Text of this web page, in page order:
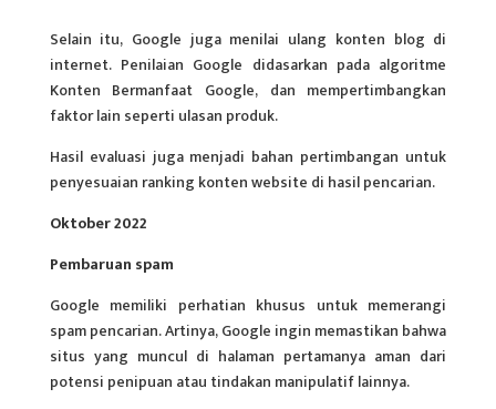
Selain itu, Google juga menilai ulang konten blog di
internet. Penilaian Google didasarkan pada algoritme
Konten Bermanfaat Google, dan mempertimbangkan
faktor lain seperti ulasan produk.
Hasil evaluasi juga menjadi bahan pertimbangan untuk
penyesuaian ranking konten website di hasil pencarian.
Oktober 2022
Pembaruan spam
Google memiliki perhatian khusus untuk memerangi
spam pencarian. Artinya, Google ingin memastikan bahwa
situs yang muncul di halaman pertamanya aman dari
potensi penipuan atau tindakan manipulatif lainnya.